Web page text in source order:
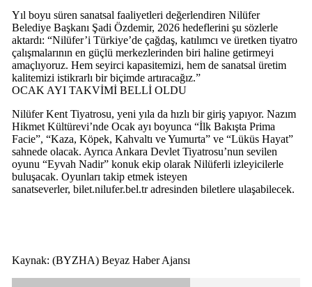
Yıl boyu süren sanatsal faaliyetleri değerlendiren Nilüfer
Belediye Başkanı Şadi Özdemir, 2026 hedeflerini şu sözlerle
aktardı: “Nilüfer’i Türkiye’de çağdaş, katılımcı ve üretken tiyatro
çalışmalarının en güçlü merkezlerinden biri haline getirmeyi
amaçlıyoruz. Hem seyirci kapasitemizi, hem de sanatsal üretim
kalitemizi istikrarlı bir biçimde artıracağız.”
OCAK AYI TAKVİMİ BELLİ OLDU
Nilüfer Kent Tiyatrosu, yeni yıla da hızlı bir giriş yapıyor. Nazım
Hikmet Kültürevi’nde Ocak ayı boyunca “İlk Bakışta Prima
Facie”, “Kaza, Köpek, Kahvaltı ve Yumurta” ve “Lüküs Hayat”
sahnede olacak. Ayrıca Ankara Devlet Tiyatrosu’nun sevilen
oyunu “Eyvah Nadir” konuk ekip olarak Nilüferli izleyicilerle
buluşacak. Oyunları takip etmek isteyen
sanatseverler, bilet.nilufer.bel.tr adresinden biletlere ulaşabilecek.
Kaynak: (BYZHA) Beyaz Haber Ajansı